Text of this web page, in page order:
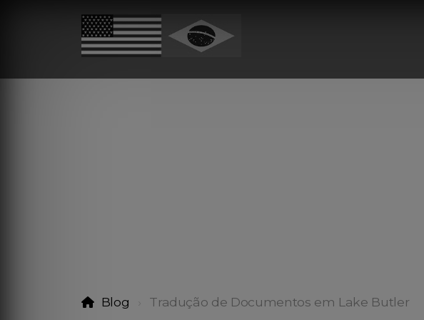
Blog Tradução de Documentos em Lake Butler